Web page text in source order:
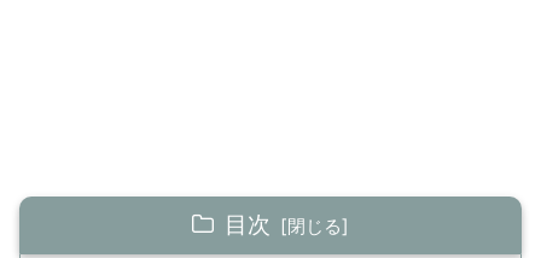
目次